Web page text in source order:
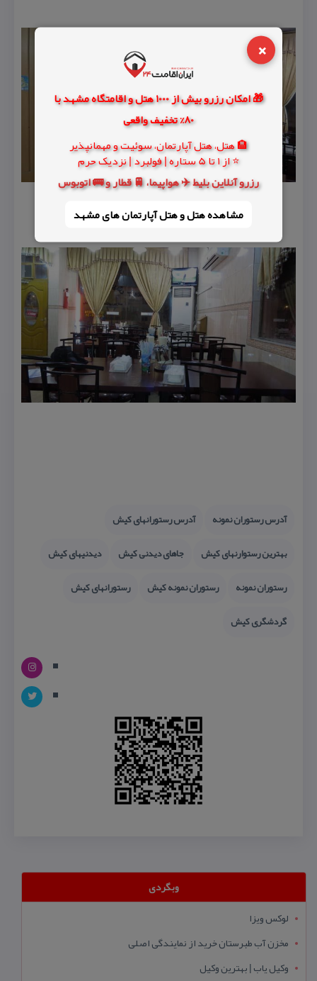
×
🎁 امکان رزرو بیش از 1000 هتل و اقامتگاه مشهد با
80% تخفیف واقعی
🏨 هتل، هتل آپارتمان، سوئیت و مهمانپذیر
⭐ از 1 تا 5 ستاره | فولبرد | نزدیک حرم
رزرو آنلاین بلیط ✈️ هواپیما، 🚆 قطار و 🚌 اتوبوس
مشاهده هتل و هتل‌ آپارتمان های مشهد
آدرس رستوران نمونه
آدرس رستورانهای كیش
بهترین رستوارنهای كیش
جاهای دیدنی كیش
دیدنیهای كیش
رستوران نمونه
رستوران نمونه كیش
رستورانهای كیش
گردشگری كیش
وبگردی
لوکس ویزا
مخزن آب طبرستان خرید از نمایندگی اصلی
وکیل یاب | بهترین وکیل